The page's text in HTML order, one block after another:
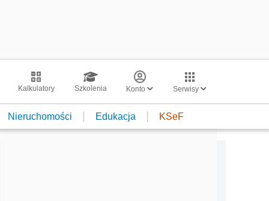
Kalkulatory Szkolenia Konto Serwisy
Nieruchomości Edukacja KSeF